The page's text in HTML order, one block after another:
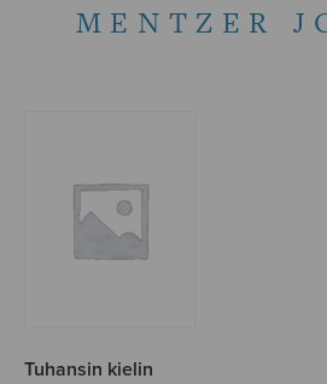
MENTZER
Tuhansin kielin